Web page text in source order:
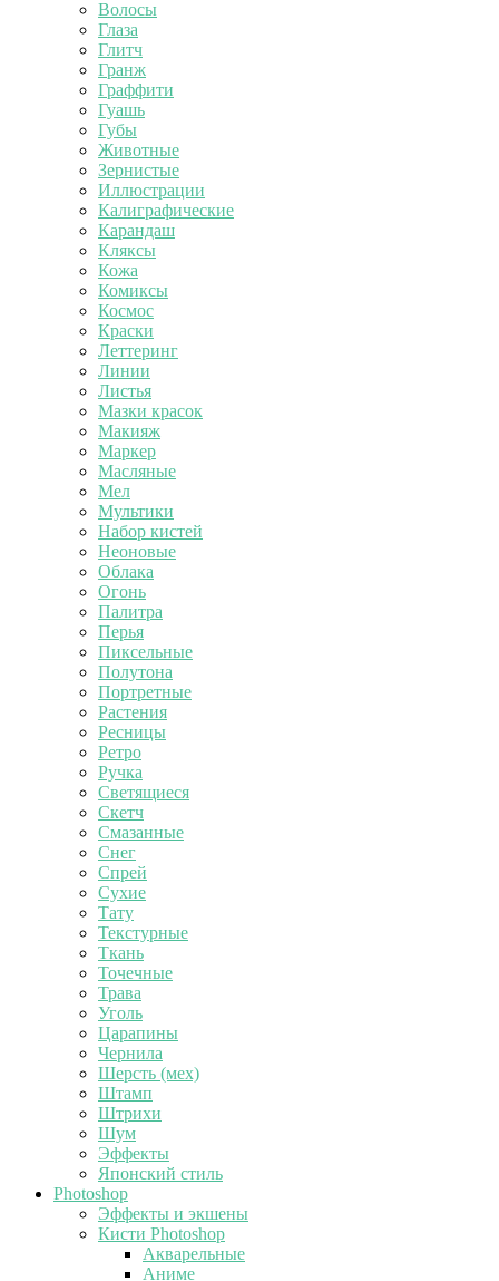
Волосы
Глаза
Глитч
Гранж
Граффити
Гуашь
Губы
Животные
Зернистые
Иллюстрации
Калиграфические
Карандаш
Кляксы
Кожа
Комиксы
Космос
Краски
Леттеринг
Линии
Листья
Мазки красок
Макияж
Маркер
Масляные
Мел
Мультики
Набор кистей
Неоновые
Облака
Огонь
Палитра
Перья
Пиксельные
Полутона
Портретные
Растения
Ресницы
Ретро
Ручка
Светящиеся
Скетч
Смазанные
Снег
Спрей
Сухие
Тату
Текстурные
Ткань
Точечные
Трава
Уголь
Царапины
Чернила
Шерсть (мех)
Штамп
Штрихи
Шум
Эффекты
Японский стиль
Photoshop
Эффекты и экшены
Кисти Photoshop
Акварельные
Аниме